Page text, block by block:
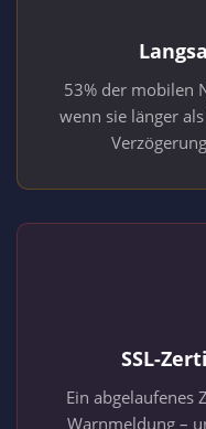
53% der mobilen
wenn sie länger
SSL-
Ein abgelaufenes
Warnmeldung –